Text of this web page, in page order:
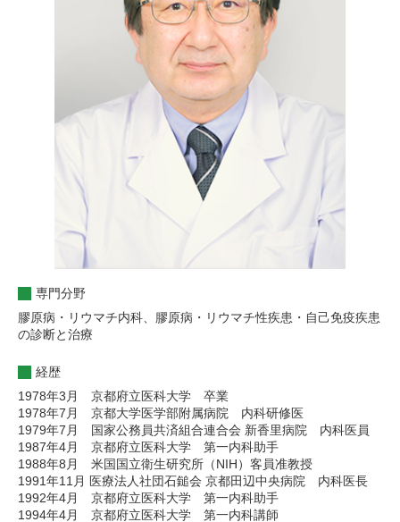
専門分野
膠原病・リウマチ内科、膠原病・リウマチ性疾患・自己免疫疾患
の診断と治療
経歴
1978年3月 京都府立医科大学 卒業
1978年7月 京都大学医学部附属病院 内科研修医
1979年7月 国家公務員共済組合連合会 新香里病院 内科医員
1987年4月 京都府立医科大学 第一内科助手
1988年8月 米国国立衛生研究所（NIH）客員准教授
1991年11月 医療法人社団石鎚会 京都田辺中央病院 内科医長
1992年4月 京都府立医科大学 第一内科助手
1994年4月 京都府立医科大学 第一内科講師